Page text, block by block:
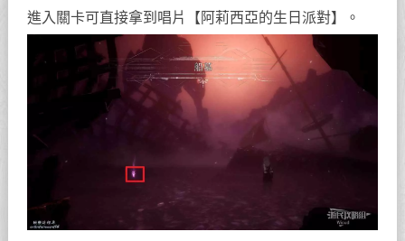
進入關卡可直接拿到唱片【阿莉西亞的生日派對】。